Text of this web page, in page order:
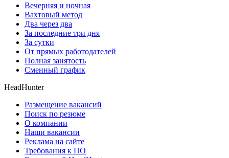
Вечерняя и ночная
Вахтовый метод
Два через два
За последние три дня
За сутки
От прямых работодателей
Полная занятость
Сменный график
HeadHunter
Размещение вакансий
Поиск по резюме
О компании
Наши вакансии
Реклама на сайте
Требования к ПО